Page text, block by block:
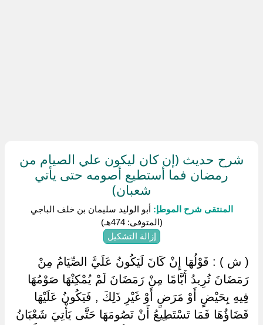
شرح حديث (إن كان ليكون علي الصيام من
رمضان فما أستطيع أصومه حتى يأتي
شعبان)
المنتقى شرح الموطإ: أبو الوليد سليمان بن خلف الباجي
(المتوفى: 474هـ)
إزالة التشكيل
( ش ) : قَوْلُهَا إِنْ كَانَ لَيَكُونُ عَلَيَّ الصِّيَامُ مِنْ
رَمَضَانَ تُرِيدُ أَيَّامًا مِنْ رَمَضَانَ لَمْ يُمْكِنْهَا صَوْمُهَا
فِيهِ بِحَيْضٍ أَوْ مَرَضٍ أَوْ غَيْرِ ذَلِكَ , فَيَكُونُ عَلَيْهَا
قَضَاؤُهَا فَمَا تَسْتَطِيعُ أَنْ تَصُومَهَا حَتَّى يَأْتِيَ شَعْبَانُ